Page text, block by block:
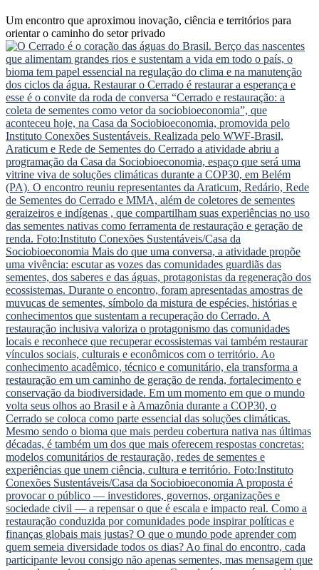
Um encontro que aproximou inovação, ciência e territórios para
orientar o caminho do setor privado